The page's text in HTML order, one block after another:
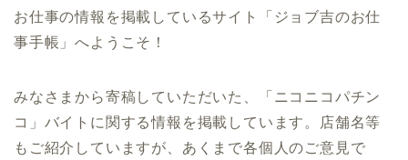
お仕事の情報を掲載しているサイト「ジョブ吉のお仕
事手帳」へようこそ！
みなさまから寄稿していただいた、「ニコニコパチン
コ」バイトに関する情報を掲載しています。店舗名等
もご紹介していますが、あくまで各個人のご意見で